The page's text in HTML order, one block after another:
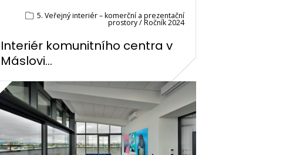
5. Veřejný interiér – komerční a prezentační
prostory / Ročník 2024
Interiér komunitního centra v
Máslovi...